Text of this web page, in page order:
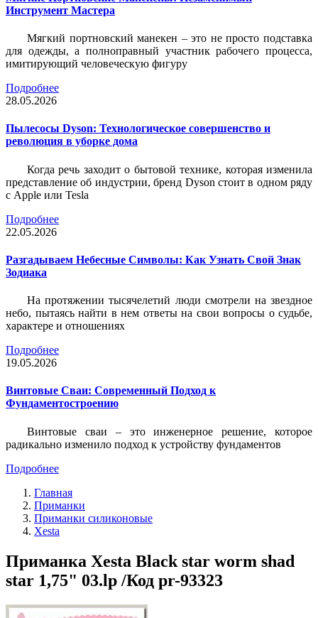
Инструмент Мастера
Мягкий портновский манекен – это не просто подставка
для одежды, а полноправный участник рабочего процесса,
имитирующий человеческую фигуру
Подробнее
28.05.2026
Пылесосы Dyson: Технологическое совершенство и
революция в уборке дома
Когда речь заходит о бытовой технике, которая изменила
представление об индустрии, бренд Dyson стоит в одном ряду
с Apple или Tesla
Подробнее
22.05.2026
Разгадываем Небесные Символы: Как Узнать Свой Знак
Зодиака
На протяжении тысячелетий люди смотрели на звездное
небо, пытаясь найти в нем ответы на свои вопросы о судьбе,
характере и отношениях
Подробнее
19.05.2026
Винтовые Сваи: Современный Подход к
Фундаментостроению
Винтовые сваи – это инженерное решение, которое
радикально изменило подход к устройству фундаментов
Подробнее
Главная
Приманки
Приманки силиконовые
Xesta
Приманка Xesta Black star worm shad
star 1,75" 03.lp /Код pr-93323